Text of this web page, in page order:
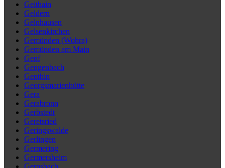
Geithain
Geldern
Gelnhausen
Gelsenkirchen
Gemünden (Wohra)
Gemünden am Main
Genf
Gengenbach
Genthin
Georgsmarienhütte
Gera
Gerabronn
Gerbstedt
Geretsried
Geringswalde
Gerlingen
Germering
Germersheim